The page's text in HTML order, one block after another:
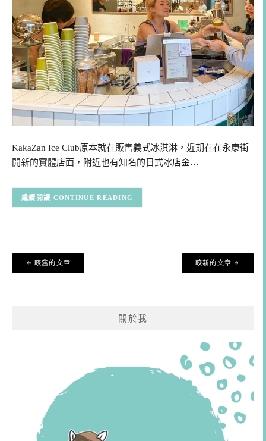
KakaZan Ice Club原本就在販售義式冰淇淋，近期在在永康街
開新的實體店面，附近也有知名的日式冰店金…
CONTINUE READING
文
章
較舊的文章 較新的文章
關於我